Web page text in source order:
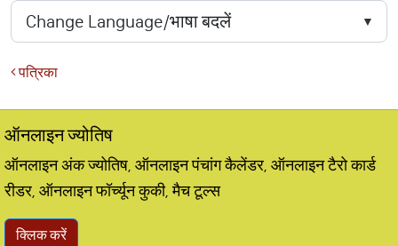
पत्रिका
ऑनलाइन ज्योतिष
ऑनलाइन अंक ज्योतिष, ऑनलाइन पंचांग कैलेंडर, ऑनलाइन टैरो कार्ड
रीडर, ऑनलाइन फॉर्च्यून कुकी, मैच टूल्स
क्लिक करें